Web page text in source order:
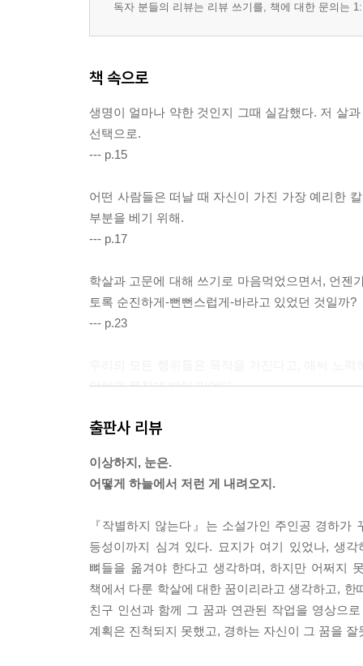
독자 분들의 리뷰는 리뷰 쓰기를, 책에 대한 문의는
책 속으로
생명이 얼마나 약한 것인지 그때 실감했다. 저 살
선택으로.
--- p.15
어떤 사람들은 떠날 때 자신이 가진 가장 예리한
부분을 베기 위해.
--- p.17
학살과 고문에 대해 쓰기로 마음먹었으면서, 언젠
토록 순진하게-뻔뻔스럽게-바라고 있었던 것일까?
--- p.23
말씨와 몸짓에 배어 있었다.
요한 일과 중요하지 않은 일이 갑자기 뚜렷하게
--- pp.44-45
이상하지, 눈은.
들릴 듯 말 듯 한 소리로 인선이 말했다.
어떻게 하늘에서 저런 게 내려오지.
--- p.55
총에 맞고, / 몽둥이에 맞고, / 칼에 베여 죽은 사
출판사 리뷰
이상하지, 눈은.
어떻게 하늘에서 저런 게 내려오지.
『작별하지 않는다』는 소설가인 주인공 경하
등성이까지 심겨 있다. 묘지가 여기 있었나, 생
뼈들을 옮겨야 한다고 생각하며, 하지만 어쩌지
책에서 다룬 학살에 대한 꿈이리라고 생각하고,
친구 인선과 함께 그 꿈과 연관된 작업을 영상으
계획은 진척되지 못했고, 경하는 자신이 그 꿈을